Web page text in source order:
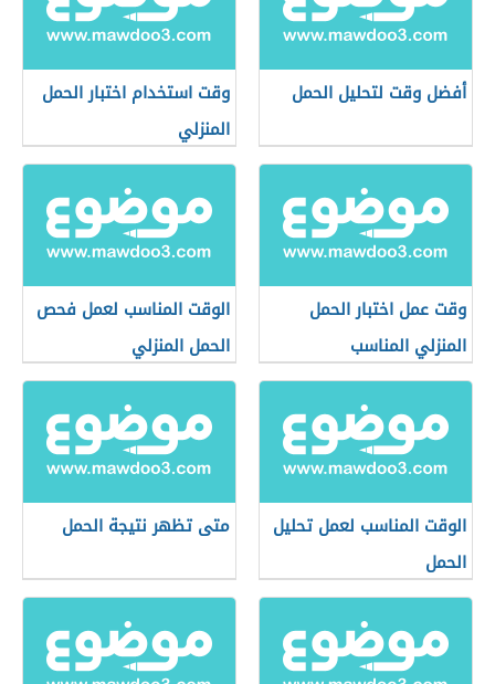
أفضل وقت لتحليل الحمل
وقت استخدام اختبار الحمل
المنزلي
وقت عمل اختبار الحمل
المنزلي المناسب
الوقت المناسب لعمل فحص
الحمل المنزلي
الوقت المناسب لعمل تحليل
الحمل
متى تظهر نتيجة الحمل